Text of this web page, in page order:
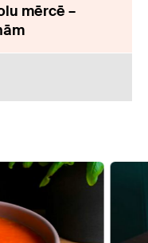
mērcē –